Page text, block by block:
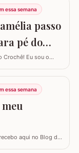
essa semana
passo
pé do
Crochê! Eu sou o
sanitário. Este passo
para que você
perfeição. É uma
essa semana
aqui no Blog do